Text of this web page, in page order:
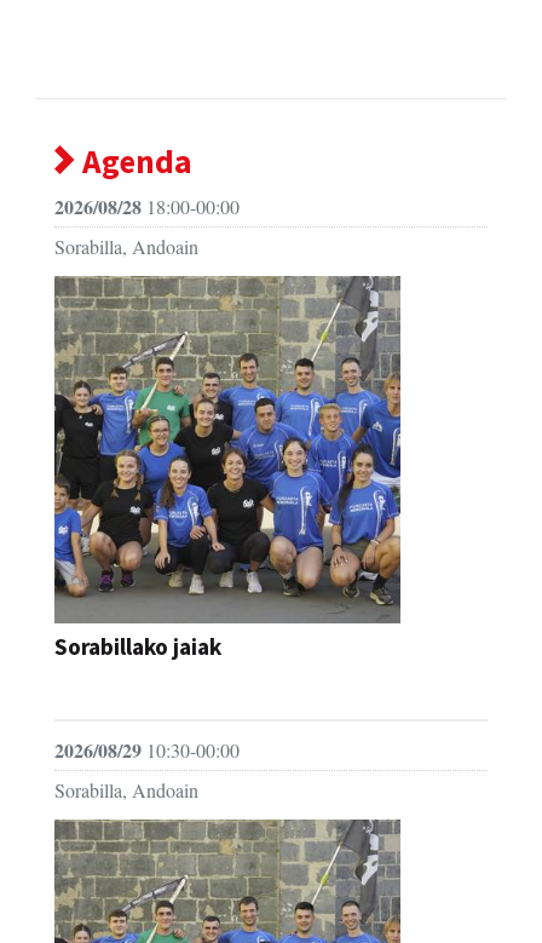
Agenda
2026/08/28 18:00-00:00
Sorabilla, Andoain
Sorabillako jaiak
2026/08/29 10:30-00:00
Sorabilla, Andoain